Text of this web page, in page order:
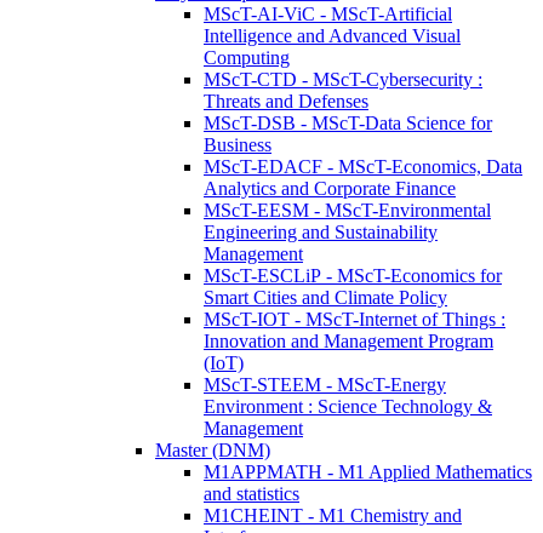
MScT-AI-ViC - MScT-Artificial
Intelligence and Advanced Visual
Computing
MScT-CTD - MScT-Cybersecurity :
Threats and Defenses
MScT-DSB - MScT-Data Science for
Business
MScT-EDACF - MScT-Economics, Data
Analytics and Corporate Finance
MScT-EESM - MScT-Environmental
Engineering and Sustainability
Management
MScT-ESCLiP - MScT-Economics for
Smart Cities and Climate Policy
MScT-IOT - MScT-Internet of Things :
Innovation and Management Program
(IoT)
MScT-STEEM - MScT-Energy
Environment : Science Technology &
Management
Master (DNM)
M1APPMATH - M1 Applied Mathematics
and statistics
M1CHEINT - M1 Chemistry and